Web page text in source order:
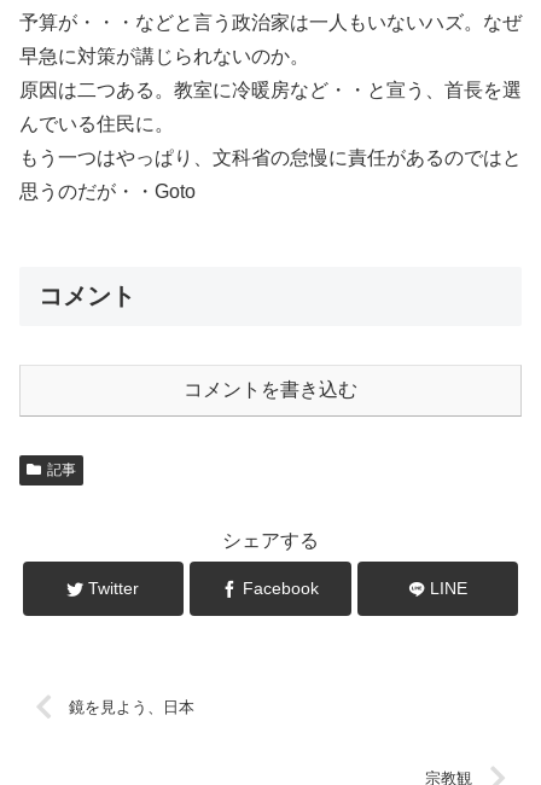
予算が・・・などと言う政治家は一人もいないハズ。なぜ
早急に対策が講じられないのか。
原因は二つある。教室に冷暖房など・・と宣う、首長を選
んでいる住民に。
もう一つはやっぱり、文科省の怠慢に責任があるのではと
思うのだが・・Goto
コメント
コメントを書き込む
記事
シェアする
Twitter Facebook LINE
鏡を見よう、日本
宗教観